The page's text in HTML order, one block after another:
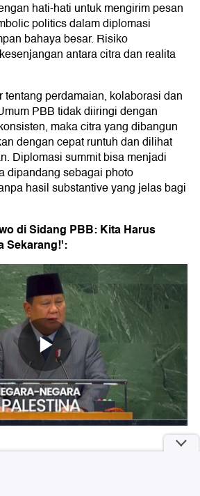
hati-hati untuk mengirim pesan
politics dalam diplomasi
bahaya besar. Risiko
antara citra dan realita
perdamaian, kolaborasi dan
PBB tidak diiringi dengan
maka citra yang dibangun
dengan cepat runtuh dan dilihat
Diplomasi summit bisa menjadi
dipandang sebagai photo
hasil substantive yang jelas bagi
di Sidang PBB: Kita Harus
Sekarang!':